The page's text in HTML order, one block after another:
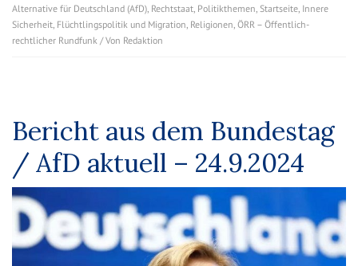
Alternative für Deutschland (AfD), Rechtstaat, Politikthemen, Startseite, Innere
Sicherheit, Flüchtlingspolitik und Migration, Religionen, ÖRR – Öffentlich-
rechtlicher Rundfunk / Von Redaktion
Bericht aus dem Bundestag
/ AfD aktuell – 24.9.2024